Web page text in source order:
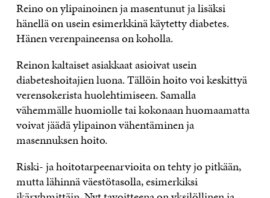
Reino on ylipainoinen ja masentunut ja lisäksi
hänellä on usein esimerkkinä käytetty diabetes.
Hänen verenpaineensa on koholla.
Reinon kaltaiset asiakkaat asioivat usein
diabeteshoitajien luona. Tällöin hoito voi keskittyä
verensokerista huolehtimiseen. Samalla
vähemmälle huomiolle tai kokonaan huomaamatta
voivat jäädä ylipainon vähentäminen ja
masennuksen hoito.
Riski- ja hoitotarpeenarvioita on tehty jo pitkään,
mutta lähinnä väestötasolla, esimerkiksi